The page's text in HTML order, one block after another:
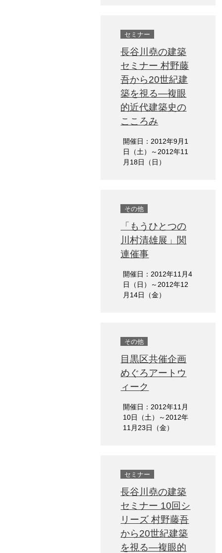
セミナー
長谷川堯の建築
セミナー 村野藤
吾から20世紀建
築を視る―複眼
的近代建築史の
こころみ
開催日：2012年9月1
日（土）～2012年11
月18日（日）
その他
「もうひとつの
川村清雄展」関
連催事
開催日：2012年11月4
日（日）～2012年12
月14日（金）
その他
目黒区共催企画
めぐろアートウ
ィーク
開催日：2012年11月
10日（土）～2012年
11月23日（金）
セミナー
長谷川堯の建築
セミナー 10回シ
リーズ 村野藤吾
から20世紀建築
を視る―複眼的